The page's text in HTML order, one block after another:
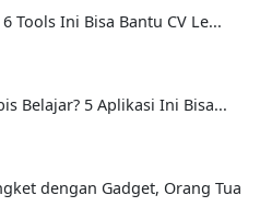
Tools Ini Bisa Bantu CV Le...
Belajar? 5 Aplikasi Ini Bisa...
dengan Gadget, Orang Tua